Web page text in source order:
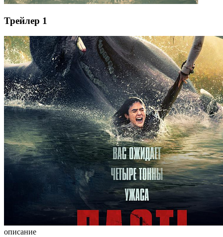
Трейлер 1
описание